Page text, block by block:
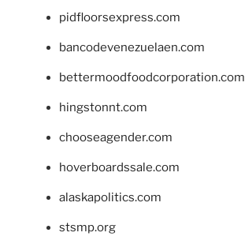
pidfloorsexpress.com
bancodevenezuelaen.com
bettermoodfoodcorporation.com
hingstonnt.com
chooseagender.com
hoverboardssale.com
alaskapolitics.com
stsmp.org